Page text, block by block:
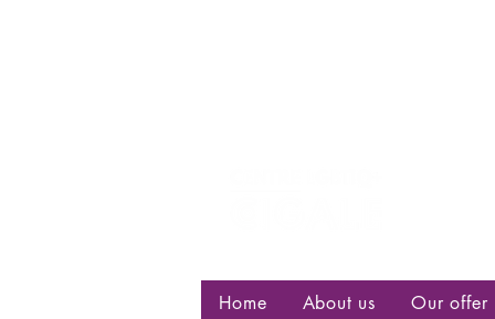
Home About us Our offer